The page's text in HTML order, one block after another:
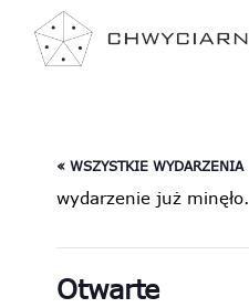
« WSZYSTKIE WYDARZENIA
wydarzenie już minęło.
Otwarte